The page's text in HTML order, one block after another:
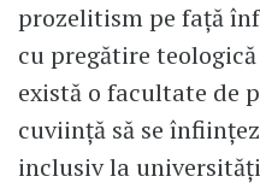
prozelitism pe față
cu pregătire
există o facultate de
cuviință să se
inclusiv la